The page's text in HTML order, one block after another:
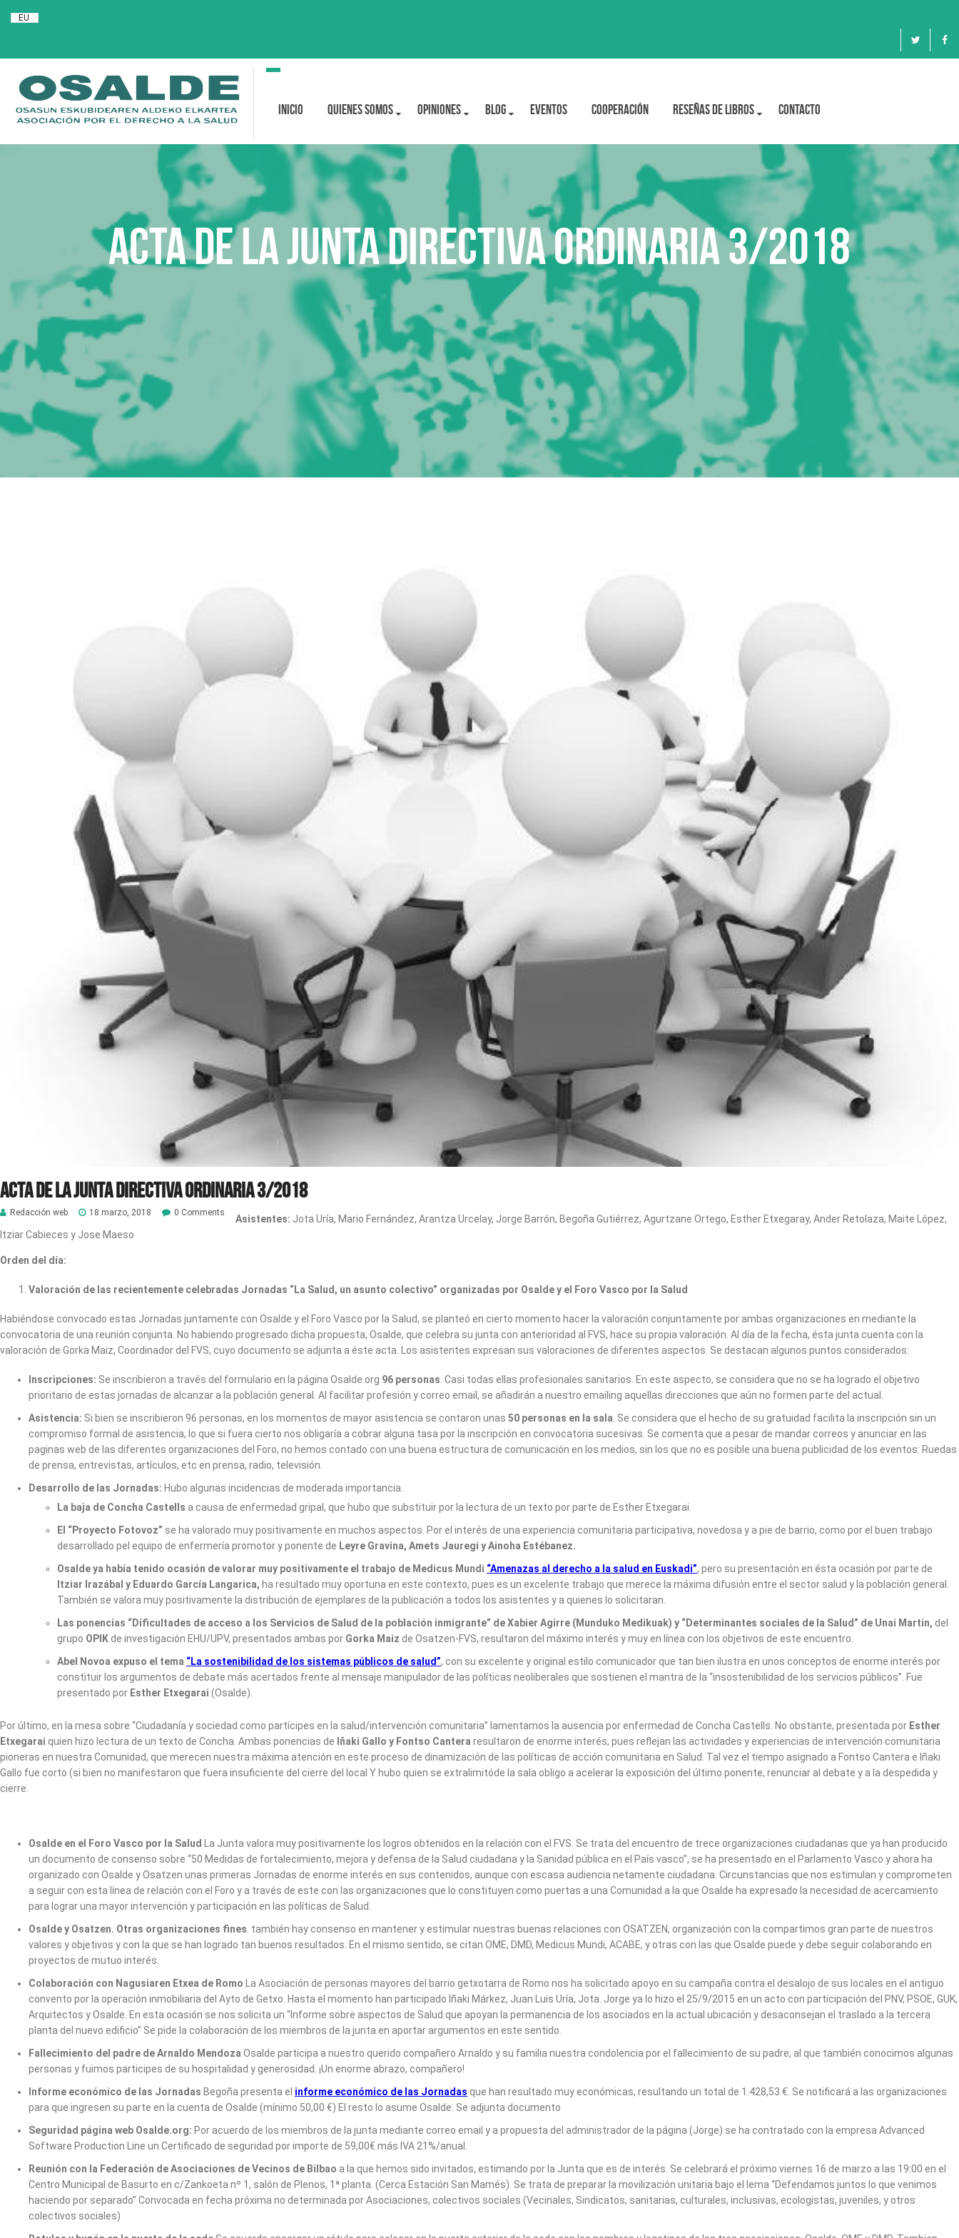
EU
Toggle
Inicio Quienes Somos OPINIONES BLOG Eventos Cooperación Reseñas de libros Contacto
ACTA de la Junta Directiva Ordinaria 3/2018
ACTA de la Junta Directiva Ordinaria 3/2018
Redacción web 18 marzo, 2018 0 Comments
Asistentes: Jota Uría, Mario Fernández, Arantza Urcelay, Jorge Barrón, Begoña Gutiérrez, Agurtzane Ortego, Esther Etxegaray, Ander Retolaza, Maite López,
Itziar Cabieces y Jose Maeso
Orden del día:
Valoración de las recientemente celebradas Jornadas “La Salud, un asunto colectivo” organizadas por Osalde y el Foro Vasco por la Salud
Habiéndose convocado estas Jornadas juntamente con Osalde y el Foro Vasco por la Salud, se planteó en cierto momento hacer la valoración conjuntamente por ambas organizaciones en mediante la
convocatoria de una reunión conjunta. No habiendo progresado dicha propuesta, Osalde, que celebra su junta con anterioridad al FVS, hace su propia valoración. Al día de la fecha, ésta junta cuenta con la
valoración de Gorka Maiz, Coordinador del FVS, cuyo documento se adjunta a éste acta. Los asistentes expresan sus valoraciones de diferentes aspectos. Se destacan algunos puntos considerados:
Inscripciones: Se inscribieron a través del formulario en la página Osalde.org 96 personas . Casi todas ellas profesionales sanitarios. En este aspecto, se considera que no se ha logrado el objetivo
prioritario de estas jornadas de alcanzar a la población general. Al facilitar profesión y correo email, se añadirán a nuestro emailing aquellas direcciones que aún no formen parte del actual.
Asistencia: Si bien se inscribieron 96 personas, en los momentos de mayor asistencia se contaron unas 50 personas en la sala . Se considera que el hecho de su gratuidad facilita la inscripción sin un
compromiso formal de asistencia, lo que si fuera cierto nos obligaría a cobrar alguna tasa por la inscripción en convocatoria sucesivas. Se comenta que a pesar de mandar correos y anunciar en las
paginas web de las diferentes organizaciones del Foro, no hemos contado con una buena estructura de comunicación en los medios, sin los que no es posible una buena publicidad de los eventos: Ruedas
de prensa, entrevistas, artículos, etc en prensa, radio, televisión.
Desarrollo de las Jornadas: Hubo algunas incidencias de moderada importancia.
La baja de Concha Castells a causa de enfermedad gripal, que hubo que substituir por la lectura de un texto por parte de Esther Etxegarai.
El “Proyecto Fotovoz” se ha valorado muy positivamente en muchos aspectos. Por el interés de una experiencia comunitaria participativa, novedosa y a pie de barrio, como por el buen trabajo
desarrollado pel equipo de enfermería promotor y ponente de Leyre Gravina, Amets Jauregi y Ainoha Estébanez.
Osalde ya había tenido ocasión de valorar muy positivamente el trabajo de Medicus Mundi “Amenazas al derecho a la salud en Euskadi”, pero su presentación en ésta ocasión por parte de
Itziar Irazábal y Eduardo García Langarica, ha resultado muy oportuna en este contexto, pues es un excelente trabajo que merece la máxima difusión entre el sector salud y la población general.
También se valora muy positivamente la distribución de ejemplares de la publicación a todos los asistentes y a quienes lo solicitaran.
Las ponencias “Dificultades de acceso a los Servicios de Salud de la población inmigrante” de Xabier Agirre (Munduko Medikuak) y “Determinantes sociales de la Salud” de Unai Martin, del
grupo OPIK de investigación EHU/UPV, presentados ambas por Gorka Maiz de Osatzen-FVS, resultaron del máximo interés y muy en línea con los objetivos de este encuentro.
Abel Novoa expuso el tema “La sostenibilidad de los sistemas públicos de salud”, con su excelente y original estilo comunicador que tan bien ilustra en unos conceptos de enorme interés por
constituir los argumentos de debate más acertados frente al mensaje manipulador de las políticas neoliberales que sostienen el mantra de la “insostenibilidad de los servicios públicos”. Fue
presentado por Esther Etxegarai (Osalde).
Por último, en la mesa sobre “Ciudadanía y sociedad como partícipes en la salud/intervención comunitaria” lamentamos la ausencia por enfermedad de Concha Castells. No obstante, presentada por Esther
Etxegarai quien hizo lectura de un texto de Concha. Ambas ponencias de Iñaki Gallo y Fontso Cantera resultaron de enorme interés, pues reflejan las actividades y experiencias de intervención comunitaria
pioneras en nuestra Comunidad, que merecen nuestra máxima atención en este proceso de dinamización de las políticas de acción comunitaria en Salud. Tal vez el tiempo asignado a Fontso Cantera e Iñaki
Gallo fue corto (si bien no manifestaron que fuera insuficiente del cierre del local Y hubo quien se extralimitóde la sala obligo a acelerar la exposición del último ponente, renunciar al debate y a la despedida y
cierre.
Osalde en el Foro Vasco por la Salud
La Junta valora muy positivamente los logros obtenidos en la relación con el FVS. Se trata del encuentro de trece organizaciones ciudadanas que ya han producido
un documento de consenso sobre “50 Medidas de fortalecimiento, mejora y defensa de la Salud ciudadana y la Sanidad pública en el País vasco”, se ha presentado en el Parlamento Vasco y ahora ha
organizado con Osalde y Osatzen unas primeras Jornadas de enorme interés en sus contenidos, aunque con escasa audiencia netamente ciudadana. Circunstancias que nos estimulan y comprometen
a seguir con esta línea de relación con el Foro y a través de este con las organizaciones que lo constituyen como puertas a una Comunidad a la que Osalde ha expresado la necesidad de acercamiento
para lograr una mayor intervención y participación en las políticas de Salud.
Osalde y Osatzen. Otras organizaciones fines . también hay consenso en mantener y estimular nuestras buenas relaciones con OSATZEN, organización con la compartimos gran parte de nuestros
valores y objetivos y con la que se han logrado tan buenos resultados. En el mismo sentido, se citan OME, DMD, Medicus Mundi, ACABE, y otras con las que Osalde puede y debe seguir colaborando en
proyectos de mutuo interés.
Colaboración con Nagusiaren Etxea de Romo La Asociación de personas mayores del barrio getxotarra de Romo nos ha solicitado apoyo en su campaña contra el desalojo de sus locales en el antiguo
convento por la operación inmobiliaria del Ayto de Getxo. Hasta el momento han participado Iñaki Márkez, Juan Luis Uría, Jota. Jorge ya lo hizo el 25/9/2015 en un acto con participación del PNV, PSOE, GUK,
Arquitectos y Osalde. En esta ocasión se nos solicita un “Informe sobre aspectos de Salud que apoyan la permanencia de los asociados en la actual ubicación y desaconsejan el traslado a la tercera
planta del nuevo edificio” Se pide la colaboración de los miembros de la junta en aportar argumentos en este sentido.
Fallecimiento del padre de Arnaldo Mendoza Osalde participa a nuestro querido compañero Arnaldo y su familia nuestra condolencia por el fallecimiento de su padre, al que también conocimos algunas
personas y fuimos participes de su hospitalidad y generosidad. ¡Un enorme abrazo, compañero!
Informe económico de las Jornadas Begoña presenta el informe económico de las Jornadas que han resultado muy económicas, resultando un total de 1.428,53 €. Se notificará a las organizaciones
para que ingresen su parte en la cuenta de Osalde (mínimo 50,00 €) El resto lo asume Osalde. Se adjunta documento
Seguridad página web Osalde.org: Por acuerdo de los miembros de la junta mediante correo email y a propuesta del administrador de la página (Jorge) se ha contratado con la empresa Advanced
Software Production Line un Certificado de seguridad por importe de 59,00€ más IVA 21%/anual.
Reunión con la Federación de Asociaciones de Vecinos de Bilbao a la que hemos sido invitados, estimando por la Junta que es de interés. Se celebrará el próximo viernes 16 de marzo a las 19:00 en el
Centro Municipal de Basurto en c/Zankoeta nº 1, salón de Plenos, 1ª planta. (Cerca Estación San Mamés). Se trata de preparar la movilización unitaria bajo el lema “Defendamos juntos lo que venimos
haciendo por separado” Convocada en fecha próxima no determinada por Asociaciones, colectivos sociales (Vecinales, Sindicatos, sanitarias, culturales, inclusivas, ecologistas, juveniles, y otros
colectivos sociales)